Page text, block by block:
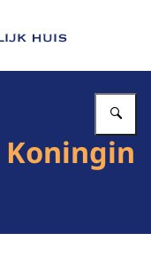
Koninklijk Huis